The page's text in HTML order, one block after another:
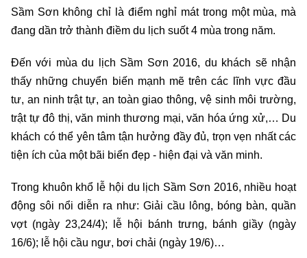
Sầm Sơn không chỉ là điểm nghỉ mát trong một mùa, mà
đang dần trở thành điềm du lịch suốt 4 mùa trong năm.
Đến với mùa du lịch Sầm Sơn 2016, du khách sẽ nhận
thấy những chuyển biến mạnh mẽ trên các lĩnh vực đầu
tư, an ninh trật tự, an toàn giao thông, vệ sinh môi trường,
trật tự đô thị, văn minh thương mại, văn hóa ứng xử,… Du
khách có thể yên tâm tận hưởng đầy đủ, trọn vẹn nhất các
tiện ích của một bãi biển đẹp - hiện đại và văn minh.
Trong khuôn khổ lễ hội du lịch Sầm Sơn 2016, nhiều hoạt
động sôi nổi diễn ra như: Giải cầu lông, bóng bàn, quần
vợt (ngày 23,24/4); lễ hội bánh trưng, bánh giầy (ngày
16/6); lễ hội cầu ngư, bơi chải (ngày 19/6)…